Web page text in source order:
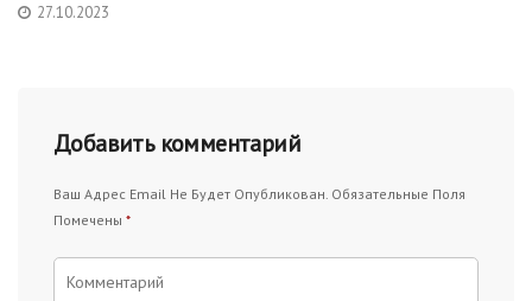
27.10.2023
Добавить комментарий
Ваш Адрес Email Не Будет Опубликован. Обязательные Поля
Помечены *